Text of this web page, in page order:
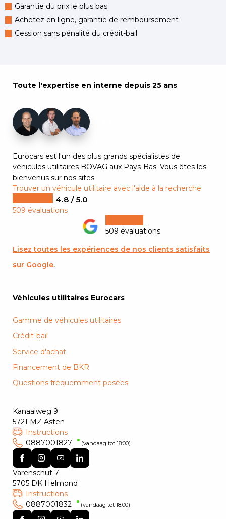
Garantie du prix le plus bas
Achetez en ligne, garantie de remboursement
Cession sans pénalité du crédit-bail
Toute l'expertise en interne depuis 25 ans
Eurocars est l'un des plus grands spécialistes de
véhicules utilitaires BOVAG aux Pays-Bas. Vous êtes les
bienvenus sur nos sites.
Trouver un véhicule utilitaire avec l'aide à la recherche
4.8 / 5.0
509 évaluations
509 évaluations
Lisez toutes les expériences de nos clients satisfaits
sur Google.
Véhicules utilitaires Eurocars
Gamme de véhicules utilitaires
Crédit-bail
Service d'achat
Financement de BKR
Questions fréquemment posées
Kanaalweg 9
5721 MZ Asten
Instructions
0887001827
(vandaag tot 18:00)
Varenschut 7
5705 DK Helmond
Instructions
0887001832
(vandaag tot 18:00)